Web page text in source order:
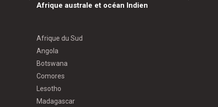
Afrique australe et océan Indien
Afrique du Sud
Angola
Botswana
Comores
Lesotho
Madagascar